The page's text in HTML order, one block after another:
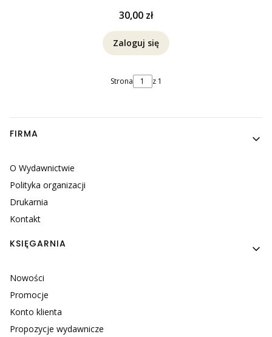
Cena
30,00 zł
Zaloguj się
Strona z 1
Linki w stopce
FIRMA
O Wydawnictwie
Polityka organizacji
Drukarnia
Kontakt
KSIĘGARNIA
Nowości
Promocje
Konto klienta
Propozycje wydawnicze